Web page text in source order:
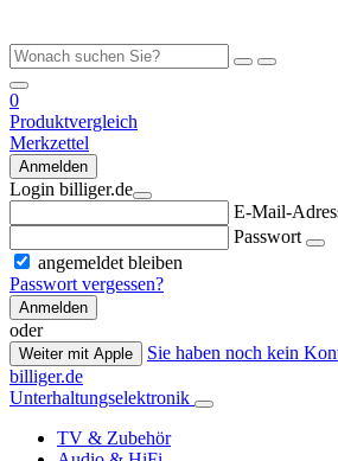
0
Produktvergleich
Merkzettel
Anmelden
Login billiger.de
E-Mail-
Passwort
angemeldet bleiben
Passwort vergessen?
Anmelden
oder
Weiter mit Apple
Sie haben noch kein
billiger.de
Unterhaltungselektronik
TV & Zubehör